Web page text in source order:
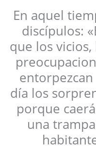
En aquel
discípulos:
que los
día los
porque
una